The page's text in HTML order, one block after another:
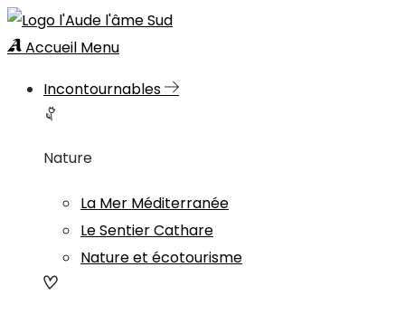
Accueil Menu
Incontournables
Nature
La Mer Méditerranée
Le Sentier Cathare
Nature et écotourisme